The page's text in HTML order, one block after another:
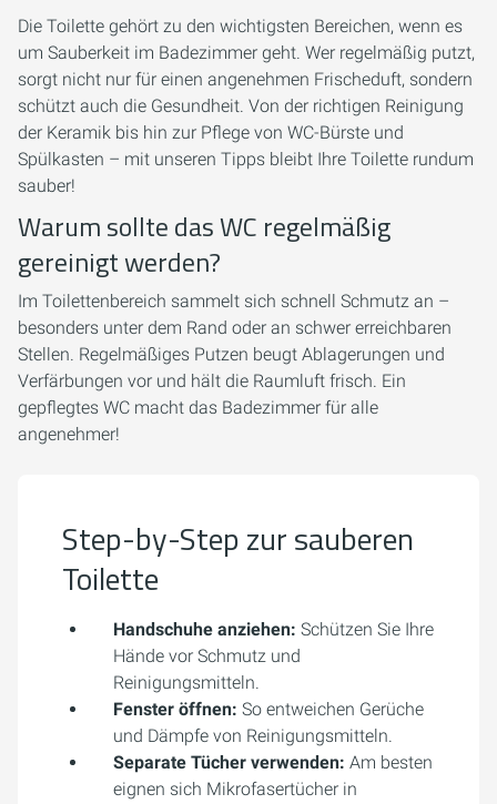
Die Toilette gehört zu den wichtigsten Bereichen, wenn es
um Sauberkeit im Badezimmer geht. Wer regelmäßig putzt,
sorgt nicht nur für einen angenehmen Frischeduft, sondern
schützt auch die Gesundheit. Von der richtigen Reinigung
der Keramik bis hin zur Pflege von WC-Bürste und
Spülkasten – mit unseren Tipps bleibt Ihre Toilette rundum
sauber!
Warum sollte das WC regelmäßig
gereinigt werden?
Im Toilettenbereich sammelt sich schnell Schmutz an –
besonders unter dem Rand oder an schwer erreichbaren
Stellen. Regelmäßiges Putzen beugt Ablagerungen und
Verfärbungen vor und hält die Raumluft frisch. Ein
gepflegtes WC macht das Badezimmer für alle
angenehmer!
Step-by-Step zur sauberen
Toilette
Handschuhe anziehen: Schützen Sie Ihre
Hände vor Schmutz und
Reinigungsmitteln.
Fenster öffnen: So entweichen Gerüche
und Dämpfe von Reinigungsmitteln.
Separate Tücher verwenden: Am besten
eignen sich Mikrofasertücher in